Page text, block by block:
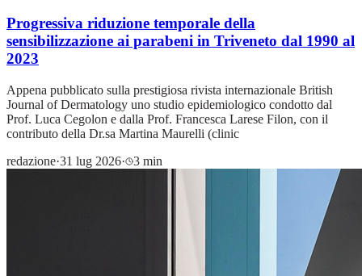
Progressiva riduzione temporale della
sensibilizzazione ai parabeni in Triveneto dal 1990 al
2023
Appena pubblicato sulla prestigiosa rivista internazionale British
Journal of Dermatology uno studio epidemiologico condotto dal
Prof. Luca Cegolon e dalla Prof. Francesca Larese Filon, con il
contributo della Dr.sa Martina Maurelli (clinic
redazione·31 lug 2026· 3 min